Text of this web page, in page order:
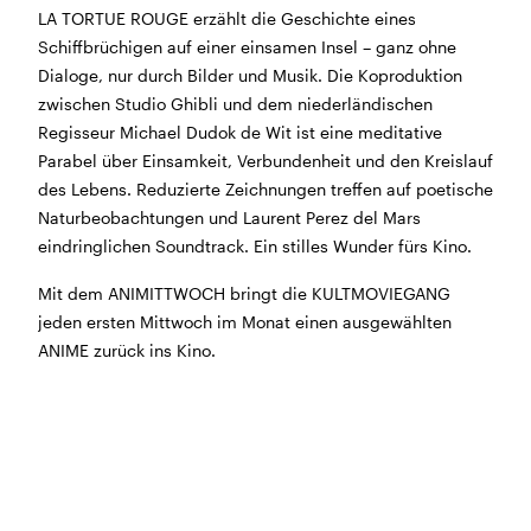
BÜHNE2.7. bis 3.9. geschlossen
ZMITTAG2.7. bis 9.8. geschlossen
BAR+BISTRO10.7. bis 1.8. findet ihr unsere Bar ab 18
Uhr im Geissenschachen
ab dem 10.8. sind wir wieder im Haus und freuen uns
auf euch <3
STADTFEST BRUGG
während demStadtfest Brugg, 20. bis 30. August,
bleibt das Haus jeweils von Freitag Abend bis Montag
Morgen geschlossen
LA TORTUE ROUGE erzählt die Geschichte eines
Schiffbrüchigen auf einer einsamen Insel – ganz ohne
Dialoge, nur durch Bilder und Musik. Die Koproduktion
zwischen Studio Ghibli und dem niederländischen
Regisseur Michael Dudok de Wit ist eine meditative
Parabel über Einsamkeit, Verbundenheit und den Kreislauf
des Lebens. Reduzierte Zeichnungen treffen auf poetische
Naturbeobachtungen und Laurent Perez del Mars
eindringlichen Soundtrack. Ein stilles Wunder fürs Kino.
Mit dem ANIMITTWOCH bringt die KULTMOVIEGANG
jeden ersten Mittwoch im Monat einen ausgewählten
ANIME zurück ins Kino.